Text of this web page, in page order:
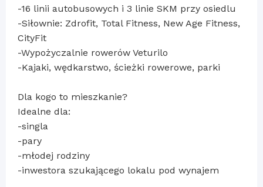
-16 linii autobusowych i 3 linie SKM przy osiedlu
-Siłownie: Zdrofit, Total Fitness, New Age Fitness,
CityFit
-Wypożyczalnie rowerów Veturilo
-Kajaki, wędkarstwo, ścieżki rowerowe, parki
Dla kogo to mieszkanie?
Idealne dla:
-singla
-pary
-młodej rodziny
-inwestora szukającego lokalu pod wynajem